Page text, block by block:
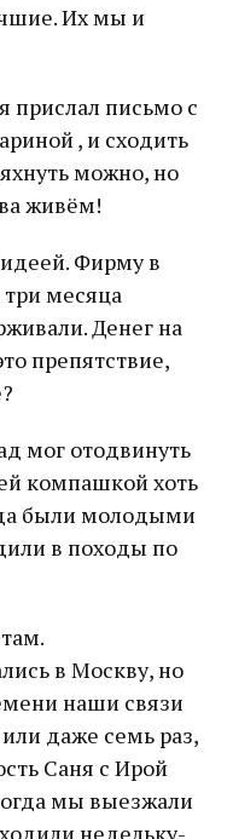
Их мы и
прислал письмо с
, и сходить
можно, но
живём!
идеей. Фирму в
три месяца
Денег на
препятствие,
мог отодвинуть
компашкой хоть
были молодыми
в походы по
в Москву, но
наши связи
даже семь раз,
Саня с Ирой
мы выезжали
недельку-